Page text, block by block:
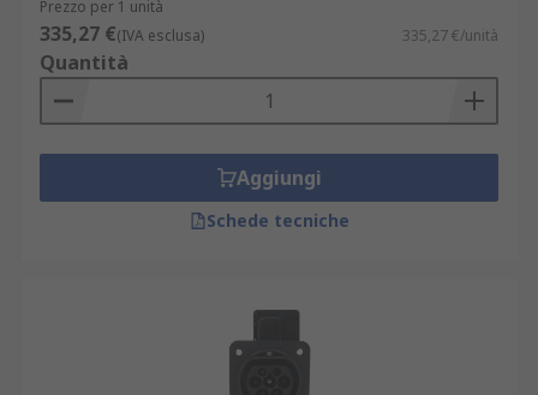
Prezzo per 1 unità
335,27 €(IVA esclusa) 335,27 €/unità
Quantità
Aggiungi
Schede tecniche